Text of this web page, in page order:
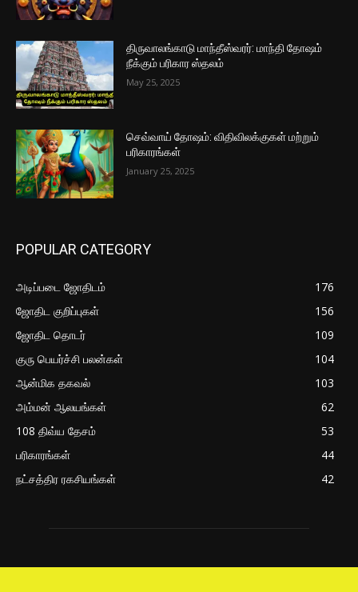
திருவாலங்காடு மாந்தீஸ்வரர்: மாந்தி தோஷம்
நீக்கும் பரிகார ஸ்தலம்
May 25, 2025
செவ்வாய் தோஷம்: விதிவிலக்குகள் மற்றும்
பரிகாரங்கள்
January 25, 2025
POPULAR CATEGORY
அடிப்படை ஜோதிடம்
176
ஜோதிட குறிப்புகள்
156
ஜோதிட தொடர்
109
குரு பெயர்ச்சி பலன்கள்
104
ஆன்மிக தகவல்
103
அம்மன் ஆலயங்கள்
62
108 திவ்ய தேசம்
53
பரிகாரங்கள்
44
நட்சத்திர ரகசியங்கள்
42